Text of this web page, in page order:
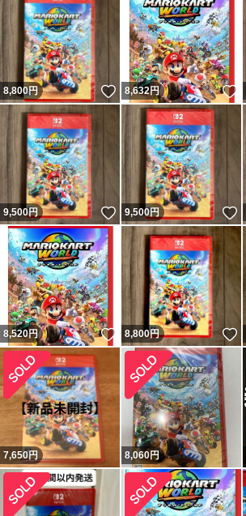
8,800円 いいね！
8,632円
9,500円 いいね！
9,500円
8,520円 いいね！
8,800円
7,650円 8,060円